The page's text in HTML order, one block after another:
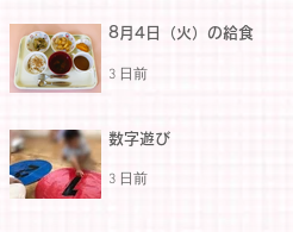
8月4日（火）の給食
3 日前
数字遊び
3 日前